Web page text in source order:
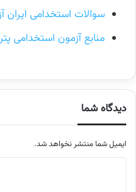
سوالات استخدامی ایران
منابع آزمون استخدامی
دیدگاه شما
ایمیل شما منتشر نخواهد شد.